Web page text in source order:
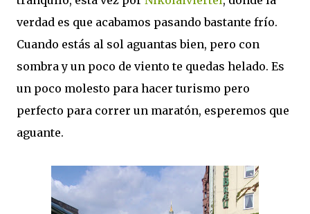
verdad es que acabamos pasando bastante frío.
Cuando estás al sol aguantas bien, pero con
sombra y un poco de viento te quedas helado. Es
un poco molesto para hacer turismo pero
perfecto para correr un maratón, esperemos que
aguante.